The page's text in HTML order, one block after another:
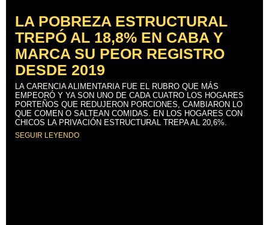
LA POBREZA ESTRUCTURAL
TREPÓ AL 18,8% EN CABA Y
MARCA SU PEOR REGISTRO
DESDE 2019
LA CARENCIA ALIMENTARIA FUE EL RUBRO QUE MÁS
EMPEORÓ Y YA SON UNO DE CADA CUATRO LOS HOGARES
PORTEÑOS QUE REDUJERON PORCIONES, CAMBIARON LO
QUE COMEN O SALTEAN COMIDAS. EN LOS HOGARES CON
CHICOS LA PRIVACIÓN ESTRUCTURAL TREPA AL 20,6%.
SEGUIR LEYENDO